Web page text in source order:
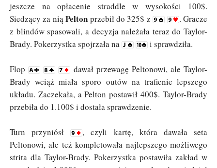
jeszcze na opłacenie straddle w wysokości 100$.
Siedzący za niąPelton przebił do 325$ z
. Gracze
z blindów spasowali, a decyzja należała teraz do Taylor-
Brady. Pokerzystka spojrzała na
i sprawdziła.
Flop
dawał przewagę Peltonowi, ale Taylor-
Brady wciąż miała sporo outów na trafienie lepszego
układu. Zaczekała, a Pelton postawił 400$. Taylor-Brady
przebiła do 1.100$ i dostała sprawdzenie.
Turn przyniósł
, czyli kartę, która dawała seta
Peltonowi, ale też kompletowała najlepszego możliwego
strita dla Taylor-Brady. Pokerzystka postawiła zakład w